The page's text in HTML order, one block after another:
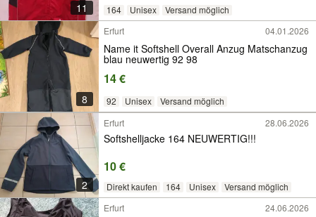
11 164 Unisex Versand möglich
8
Erfurt 04.01.2026
Name it Softshell Overall Anzug Matschanzug
blau neuwertig 92 98
14 €
92 Unisex Versand möglich
2
Erfurt 28.06.2026
Softshelljacke 164 NEUWERTIG!!!
10 €
Direkt kaufen 164 Unisex Versand möglich
Erfurt 24.06.2026